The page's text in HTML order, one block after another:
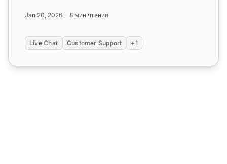
Jan 20, 2026 8 мин чтения
Live Chat Customer Support +1